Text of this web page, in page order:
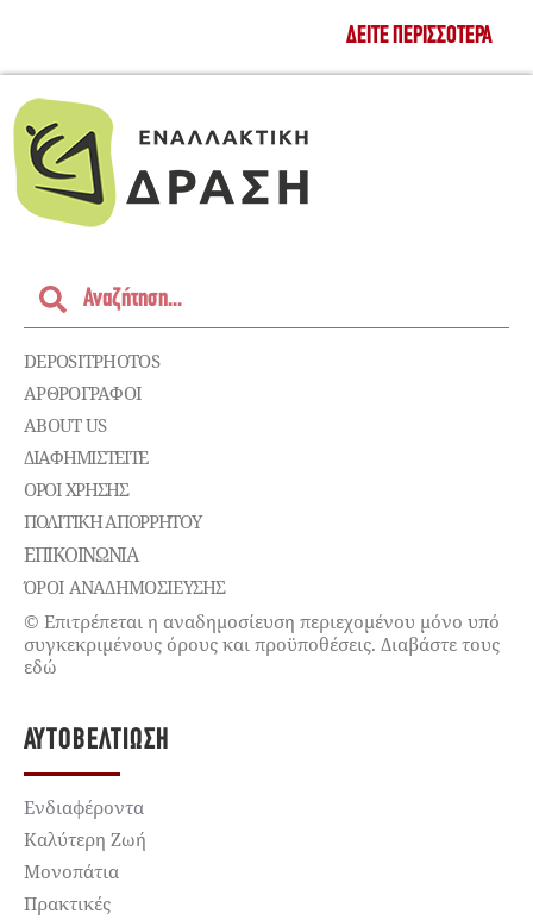
ΔΕΊΤΕ ΠΕΡΙΣΣΌΤΕΡΑ
DEPOSITPHOTOS
ΑΡΘΡΟΓΡΑΦΟΙ
ABOUT US
ΔΙΑΦΗΜΙΣΤΕΊΤΕ
ΌΡΟΙ ΧΡΉΣΗΣ
ΠΟΛΙΤΙΚΉ ΑΠΟΡΡΉΤΟΥ
ΕΠΙΚΟΙΝΩΝΊΑ
ΌΡΟΙ ΑΝΑΔΗΜΟΣΙΕΥΣΗΣ
© Επιτρέπεται η αναδημοσίευση περιεχομένου μόνο υπό
συγκεκριμένους όρους και προϋποθέσεις. Διαβάστε τους
εδώ
ΑΥΤΟΒΕΛΤΊΩΣΗ
Ενδιαφέροντα
Καλύτερη Ζωή
Μονοπάτια
Πρακτικές